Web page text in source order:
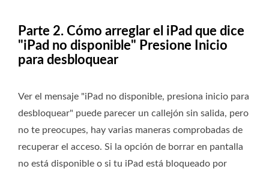
Parte 2. Cómo arreglar el iPad que dice
"iPad no disponible" Presione Inicio
para desbloquear
Ver el mensaje "iPad no disponible, presiona inicio para
desbloquear" puede parecer un callejón sin salida, pero
no te preocupes, hay varias maneras comprobadas de
recuperar el acceso. Si la opción de borrar en pantalla
no está disponible o si tu iPad está bloqueado por